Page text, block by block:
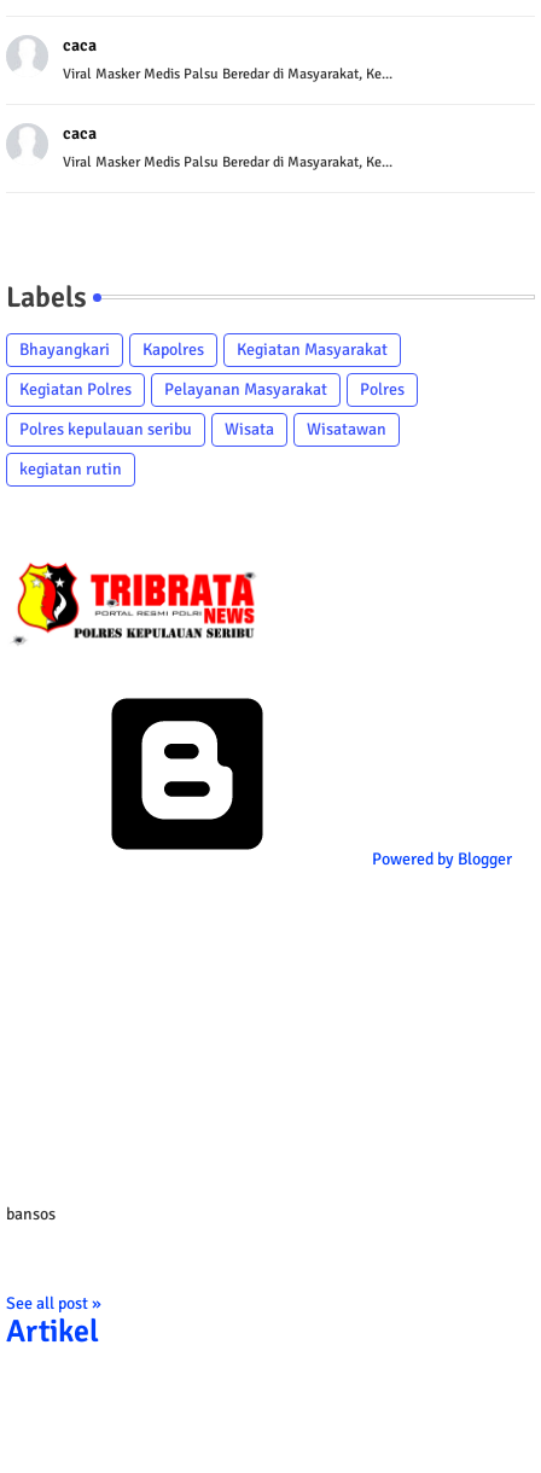
caca
Viral Masker Medis Palsu Beredar di Masyarakat, Ke...
caca
Viral Masker Medis Palsu Beredar di Masyarakat, Ke...
Labels
Bhayangkari Kapolres
Kegiatan Masyarakat
Kegiatan Polres
Pelayanan Masyarakat
Polres
Polres kepulauan seribu
Wisata
Wisatawan
kegiatan rutin
Powered by Blogger
bansos
See all post »
Artikel